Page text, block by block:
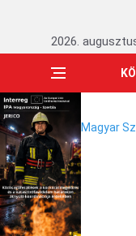
2026.
Magyar